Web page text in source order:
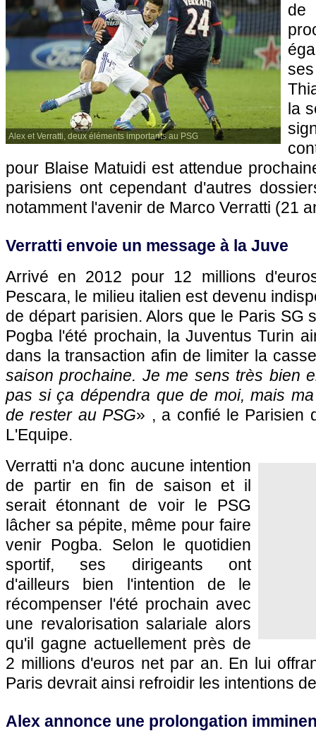
Alex et Verratti, deux éléments importants au PSG
de
la
pour Blaise Matuidi est attendue
parisiens ont cependant d'autres
notamment l'avenir de Marco Verratti (21
Verratti envoie un message à la Juve
Arrivé en 2012 pour 12 millions
Pescara, le milieu italien est devenu
de départ parisien. Alors que le Paris SG
Pogba l'été prochain, la Juventus Turin
dans la transaction afin de limiter la
saison prochaine. Je me sens très bien
pas si ça dépendra que de moi, mais
de rester au PSG» , a confié le Parisien
L'Equipe.
Verratti n'a donc aucune intention
de partir en fin de saison et il
serait étonnant de voir le PSG
lâcher sa pépite, même pour faire
venir Pogba. Selon le quotidien
sportif, ses dirigeants ont
d'ailleurs bien l'intention de le
récompenser l'été prochain avec
une revalorisation salariale alors
qu'il gagne actuellement près de
2 millions d'euros net par an. En lui
Paris devrait ainsi refroidir les intentions
Alex annonce une prolongation